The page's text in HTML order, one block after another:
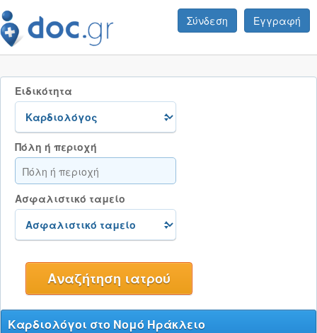
Σύνδεση Εγγραφή
Ειδικότητα
Πόλη ή περιοχή
Ασφαλιστικό ταμείο
Καρδιολόγοι στο Νομό Ηράκλειο